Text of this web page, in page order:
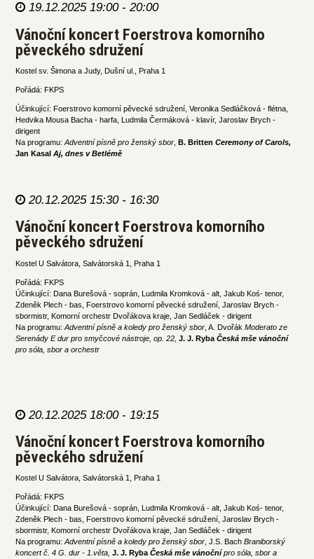
19.12.2025 19:00 - 20:00
Vánoční koncert Foerstrova komorního
pěveckého sdružení
Kostel sv. Šimona a Judy, Dušní ul., Praha 1
Pořádá: FKPS
Účinkující: Foerstrovo komorní pěvecké sdružení, Veronika Sedláčková - flétna,
Hedvika Mousa Bacha - harfa, Ludmila Čermáková - klavír, Jaroslav Brych -
dirigent
Na programu:Adventní písně pro ženský sbor ,B. BrittenCeremony of Carols,
Jan KasalAj, dnes v Betlémě
20.12.2025 15:30 - 16:30
Vánoční koncert Foerstrova komorního
pěveckého sdružení
Kostel U Salvátora, Salvátorská 1, Praha 1
Pořádá: FKPS
Účinkující: Dana Burešová - soprán, Ludmila Kromková - alt, Jakub Koś- tenor,
Zdeněk Plech - bas, Foerstrovo komorní pěvecké sdružení, Jaroslav Brych -
sbormistr, Komorní orchestr Dvořákova kraje, Jan Sedláček - dirigent
Na programu:Adventní písně a koledy pro ženský sbor , A. DvořákModerato ze
Serenády E dur pro smyčcové nástroje, op. 22, J. J. RybaČeská mše vánoční
pro sóla, sbor a orchestr
20.12.2025 18:00 - 19:15
Vánoční koncert Foerstrova komorního
pěveckého sdružení
Kostel U Salvátora, Salvátorská 1, Praha 1
Pořádá: FKPS
Účinkující: Dana Burešová - soprán, Ludmila Kromková - alt, Jakub Koś- tenor,
Zdeněk Plech - bas, Foerstrovo komorní pěvecké sdružení, Jaroslav Brych -
sbormistr, Komorní orchestr Dvořákova kraje, Jan Sedláček - dirigent
Na programu:Adventní písně a koledy pro ženský sbor, J.S. BachBraniborský
koncert č. 4 G. dur - 1.věta,J. J. RybaČeská mše vánočnípro sóla, sbor a